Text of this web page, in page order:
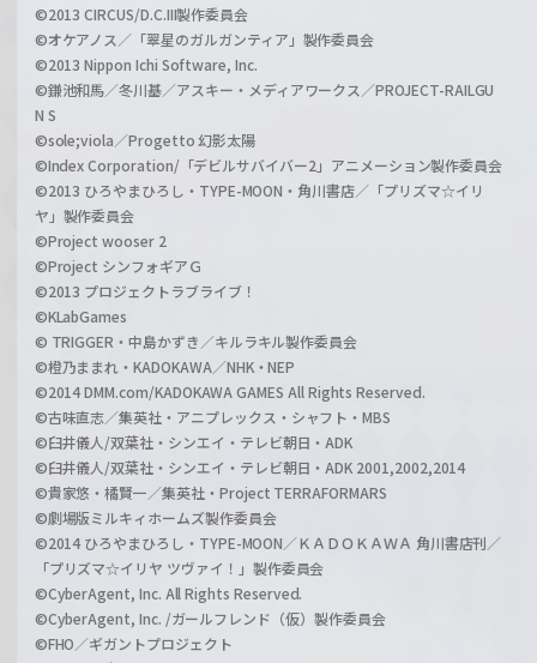
©2013 CIRCUS/D.C.III製作委員会
©オケアノス／「翠星のガルガンティア」製作委員会
©2013 Nippon Ichi Software, Inc.
©鎌池和馬／冬川基／アスキー・メディアワークス／PROJECT-RAILGU
N S
©sole;viola／Progetto 幻影太陽
©Index Corporation/「デビルサバイバー2」アニメーション製作委員会
©2013 ひろやまひろし・TYPE-MOON・角川書店／「プリズマ☆イリ
ヤ」製作委員会
©Project wooser 2
©Project シンフォギアＧ
©2013 プロジェクトラブライブ！
©KLabGames
© TRIGGER・中島かずき／キルラキル製作委員会
©橙乃ままれ・KADOKAWA／NHK・NEP
©2014 DMM.com/KADOKAWA GAMES All Rights Reserved.
©古味直志／集英社・アニプレックス・シャフト・MBS
©臼井儀人/双葉社・シンエイ・テレビ朝日・ADK
©臼井儀人/双葉社・シンエイ・テレビ朝日・ADK 2001,2002,2014
©貴家悠・橘賢一／集英社・Project TERRAFORMARS
©劇場版ミルキィホームズ製作委員会
©2014 ひろやまひろし・TYPE-MOON／ＫＡＤＯＫＡＷＡ 角川書店刊／
「プリズマ☆イリヤ ツヴァイ！」製作委員会
©CyberAgent, Inc. All Rights Reserved.
©CyberAgent, Inc. /ガールフレンド（仮）製作委員会
©FHO／ギガントプロジェクト